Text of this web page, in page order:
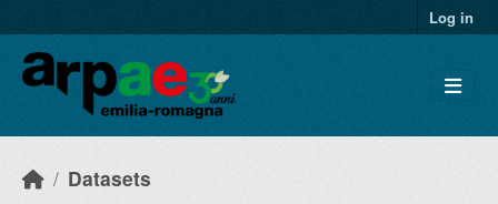
Log in
Datasets